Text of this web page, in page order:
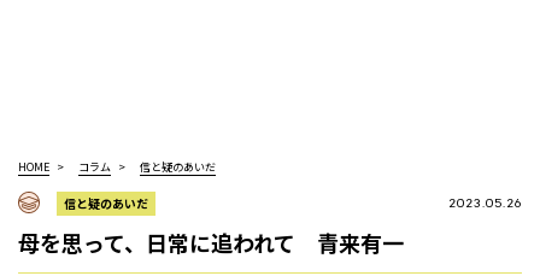
HOME コラム 信と疑のあいだ
信と疑のあいだ 2023.05.26
母を思って、日常に追われて 青来有一